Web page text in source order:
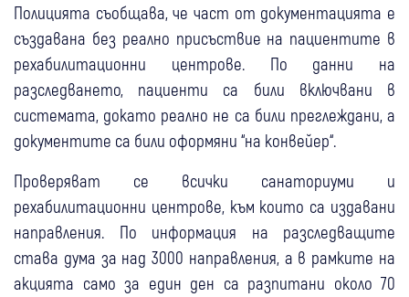
Полицията съобщава, че част от документацията е
създавана без реално присъствие на пациентите в
рехабилитационни центрове. По данни на
разследването, пациенти са били включвани в
системата, докато реално не са били преглеждани, а
документите са били оформяни “на конвейер“.
Проверяват се всички санаториуми и
рехабилитационни центрове, към които са издавани
направления. По информация на разследващите
става дума за над 3000 направления, а в рамките на
акцията само за един ден са разпитани около 70